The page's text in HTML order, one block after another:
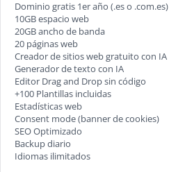
Dominio gratis 1er año (.es o .com.es)
10GB espacio web
20GB ancho de banda
20 páginas web
Creador de sitios web gratuito con IA
Generador de texto con IA
Editor Drag and Drop sin código
+100 Plantillas incluidas
Estadísticas web
Consent mode (banner de cookies)
SEO Optimizado
Backup diario
Idiomas ilimitados